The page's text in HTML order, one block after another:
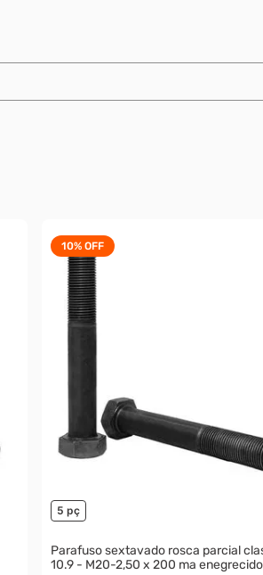
10%OFF
5 pç
Parafuso sextavado rosca parcial
10.9 - M20-2,50 x 200 ma enegrecido